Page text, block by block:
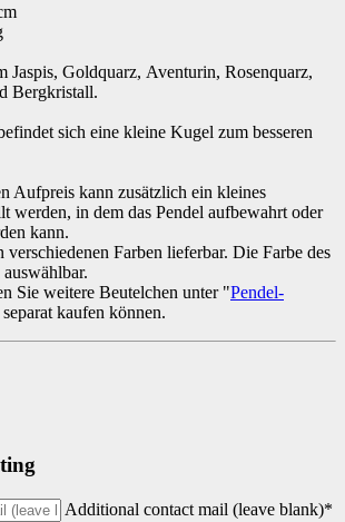
Jaspis, Goldquarz, Aventurin, Rosenquarz,
Bergkristall.
sich eine kleine Kugel zum besseren
Aufpreis kann zusätzlich ein kleines
werden, in dem das Pendel aufbewahrt oder
kann.
Farben lieferbar. Die Farbe des
Sie weitere Beutelchen unter "Pendel-
kaufen können.
Additional contact mail (leave blank)*